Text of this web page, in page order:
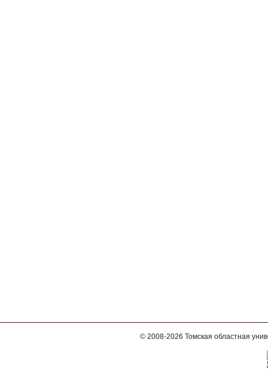
© 2008-2026 Томская областная